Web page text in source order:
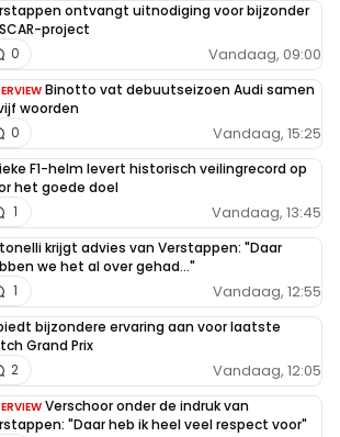
ontvangt uitnodiging voor bijzonder
project
Vandaag, 09:00
0
Binotto vat debuutseizoen Audi samen
woorden
Vandaag, 15:25
0
F1-helm levert historisch veilingrecord op
het goede doel
Vandaag, 13:45
1
krijgt advies van Verstappen: "Daar
we het al over gehad..."
Vandaag, 12:55
1
bijzondere ervaring aan voor laatste
Grand Prix
Vandaag, 12:05
2
Verschoor onder de indruk van
"Daar heb ik heel veel respect voor"